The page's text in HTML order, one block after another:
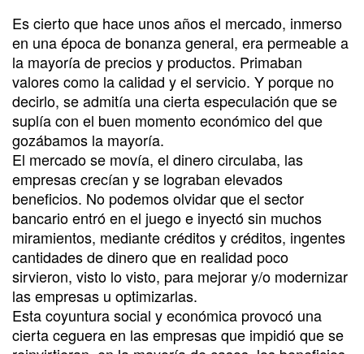
Es cierto que hace unos años el mercado, inmerso
en una época de bonanza general, era permeable a
la mayoría de precios y productos. Primaban
valores como la calidad y el servicio. Y porque no
decirlo, se admitía una cierta especulación que se
suplía con el buen momento económico del que
gozábamos la mayoría.
El mercado se movía, el dinero circulaba, las
empresas crecían y se lograban elevados
beneficios. No podemos olvidar que el sector
bancario entró en el juego e inyectó sin muchos
miramientos, mediante créditos y créditos, ingentes
cantidades de dinero que en realidad poco
sirvieron, visto lo visto, para mejorar y/o modernizar
las empresas u optimizarlas.
Esta coyuntura social y económica provocó una
cierta ceguera en las empresas que impidió que se